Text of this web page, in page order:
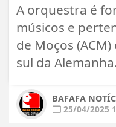
A orquestra é
músicos e
de Moços
sul da Alemanha.
BAFAFA
25/04/2025